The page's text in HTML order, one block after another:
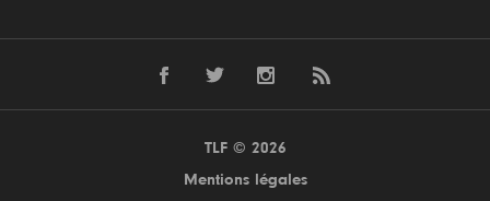
TLF © 2026
Mentions légales